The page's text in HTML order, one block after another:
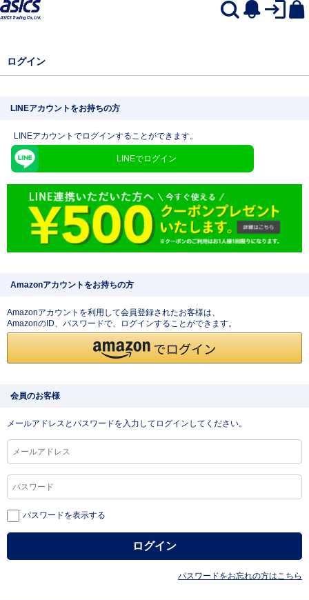
ログイン
LINEアカウントをお持ちの方
LINEアカウントでログインすることができます。
LINEでログイン
Amazonアカウントをお持ちの方
Amazonアカウントを利用して会員登録されたお客様は、
AmazonのID、パスワードで、ログインすることができます。
会員のお客様
メールアドレスとパスワードを入力してログインしてください。
パスワードを表示する
パスワードをお忘れの方はこちら